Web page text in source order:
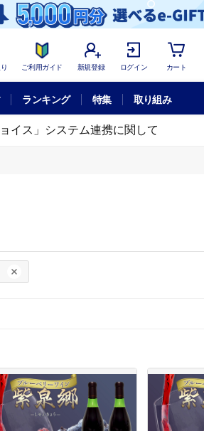
ご利用ガイド 新規登録 ログイン カート
ランキング 特集 取り組み
イス」システム連携に関して